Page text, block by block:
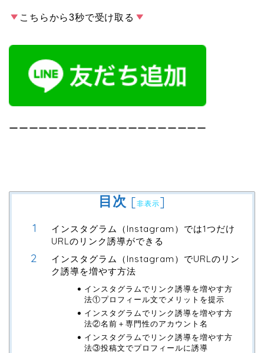
こちらから3秒で受け取る
ーーーーーーーーーーーーーーーーーーーー
目次 [非表示]
インスタグラム（Instagram）では1つだけ
URLのリンク誘導ができる
インスタグラム（Instagram）でURLのリン
ク誘導を増やす方法
インスタグラムでリンク誘導を増やす方
法①プロフィール文でメリットを提示
インスタグラムでリンク誘導を増やす方
法②名前＋専門性のアカウント名
インスタグラムでリンク誘導を増やす方
法③投稿文でプロフィールに誘導